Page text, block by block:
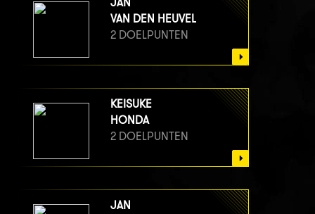
VAN DEN HEUVEL
2 DOELPUNTEN
KEISUKE
HONDA
2 DOELPUNTEN
JAN